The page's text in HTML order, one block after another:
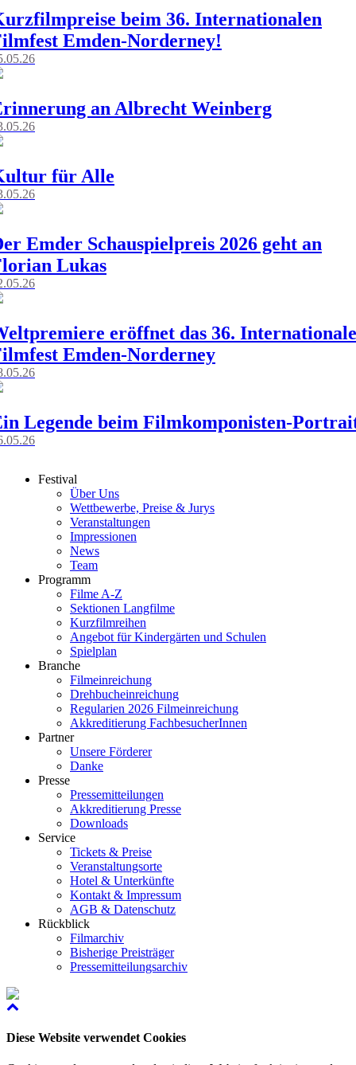
beim 36. Internationalen
Emden-Norderney!
an Albrecht Weinberg
für Alle
Emder Schauspielpreis 2026 geht an
Lukas
eröffnet das 36. Internationale
Emden-Norderney
Legende beim Filmkomponisten-
Festival
Über Uns
Wettbewerbe, Preise & Jurys
Veranstaltungen
Impressionen
News
Team
Programm
Filme A-Z
Sektionen Langfilme
Kurzfilmreihen
Angebot für Kindergärten und Schulen
Spielplan
Branche
Filmeinreichung
Drehbucheinreichung
Regularien 2026 Filmeinreichung
Akkreditierung FachbesucherInnen
Partner
Unsere Förderer
Danke
Presse
Pressemitteilungen
Akkreditierung Presse
Downloads
Service
Tickets & Preise
Veranstaltungsorte
Hotel & Unterkünfte
Kontakt & Impressum
AGB & Datenschutz
Rückblick
Filmarchiv
Bisherige Preisträger
Pressemitteilungsarchiv
Diese Website verwendet Cookies